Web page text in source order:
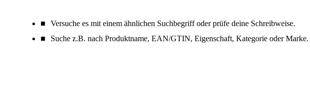
Versuche es mit einem ähnlichen Suchbegriff oder prüfe deine Schreibweise.
Suche z.B. nach Produktname, EAN/GTIN, Eigenschaft, Kategorie oder Marke.